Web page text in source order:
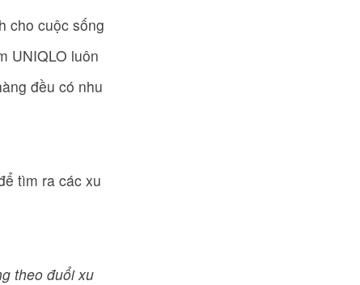
cho cuộc sống
UNIQLO luôn
đều có nhu
tìm ra các xu
theo đuổi xu